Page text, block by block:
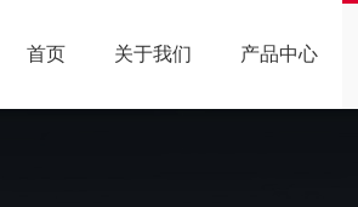
首页 关于我们 产品中心